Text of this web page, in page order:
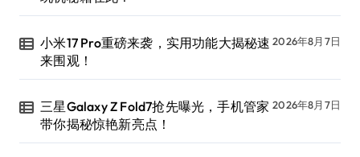
小米17 Pro重磅来袭，实用功能大揭秘速
来围观！
2026年8月7日
三星Galaxy Z Fold7抢先曝光，手机管家
带你揭秘惊艳新亮点！
2026年8月7日